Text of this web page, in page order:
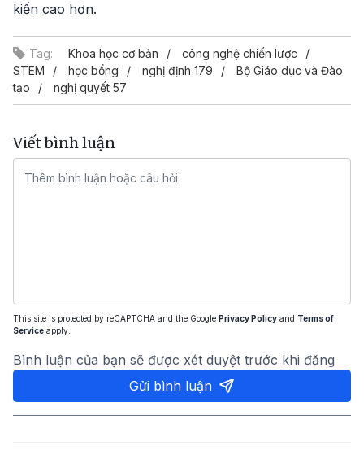
kiến cao hơn.
Tag: Khoa học cơ bản
công nghệ chiến lược
STEM
học bổng nghị định 179
Bộ Giáo dục và Đào
tạo
nghị quyết 57
Viết bình luận
This site is protected by reCAPTCHA and the Google Privacy Policy and Terms of
Service apply.
Bình luận của bạn sẽ được xét duyệt trước khi đăng
Gửi bình luận